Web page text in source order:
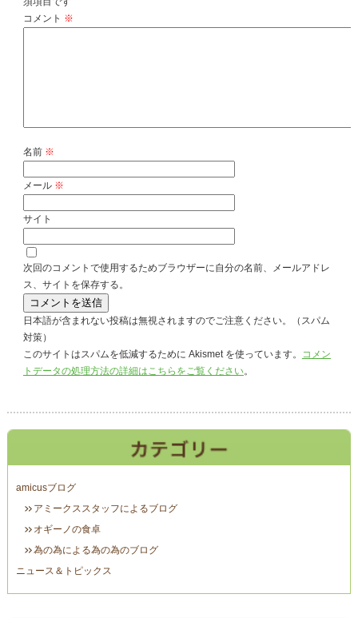
コメント ※
名前 ※
メール ※
サイト
次回のコメントで使用するためブラウザーに自分の名前、メールアドレ
ス、サイトを保存する。
日本語が含まれない投稿は無視されますのでご注意ください。（スパム
対策）
このサイトはスパムを低減するために Akismet を使っています。 コメン
トデータの処理方法の詳細はこちらをご覧ください。
amicusブログ
アミークススタッフによるブログ
オギーノの食卓
為の為による為の為のブログ
ニュース＆トピックス